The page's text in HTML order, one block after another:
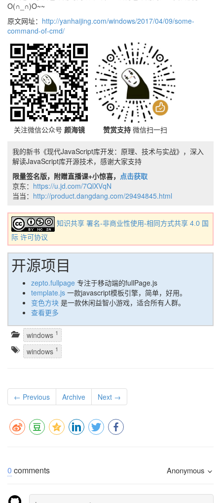
O(∩_∩)O~~
原文网址： http://yanhaijing.com/windows/2017/04/09/some-
command-of-cmd/
关注微信公众号 颜海镜 赞赏支持 微信扫一扫
我的新书《现代JavaScript库开发：原理、技术与实战》，深入
解读JavaScript库开源技术，感谢大家支持
限量签名版，附赠直播课+小惊喜， 点击获取
京东： https://u.jd.com/7QlXVqN
当当： http://product.dangdang.com/29494845.html
知识共享 署名-非商业性使用-相同方式共享 4.0 国
际 许可协议
开源项目
zepto.fullpage 专注于移动端的fullPage.js
template.js 一款javascript模板引擎，简单，好用。
变色方块 是一款休闲益智小游戏，适合所有人群。
查看更多
windows 1
windows 1
← Previous Archive Next →
0 comments Anonymous